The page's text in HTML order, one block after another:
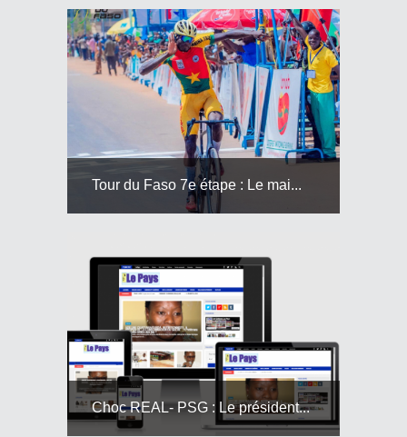
Tour du Faso 7e étape : Le mai...
Choc REAL- PSG : Le président...